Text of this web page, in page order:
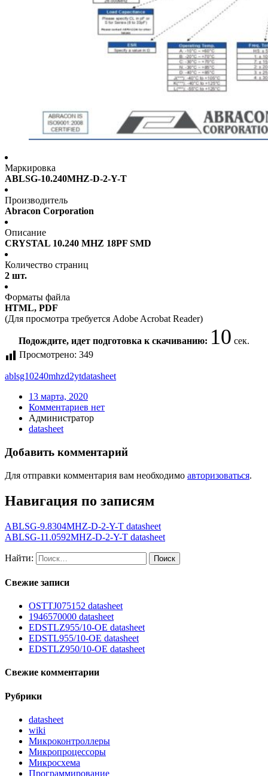
Маркировка
ABLSG-10.240MHZ-D-2-Y-T
Производитель
Abracon Corporation
Описание
CRYSTAL 10.240 MHZ 18PF SMD
Количество страниц
2 шт.
Форматы файла
HTML, PDF
(Для просмотра требуется Adobe Acrobat Reader)
Подождите, идет подготовка к скачиванию: 10 сек.
Просмотрено: 349
ablsg10240mhzd2ytdatasheet
13 марта, 2020
Комментариев нет
Администратор
datasheet
Добавить комментарий
Для отправки комментария вам необходимо авторизоваться.
Навигация по записям
ABLSG-9.8304MHZ-D-2-Y-T datasheet
ABLSG-11.0592MHZ-D-2-Y-T datasheet
Найти:
Свежие записи
OSTTJ075152 datasheet
1946570000 datasheet
EDSTLZ955/10-OE datasheet
EDSTL955/10-OE datasheet
EDSTLZ950/10-OE datasheet
Свежие комментарии
Рубрики
datasheet
wiki
Микроконтроллеры
Микропроцессоры
Микросхема
Программирование